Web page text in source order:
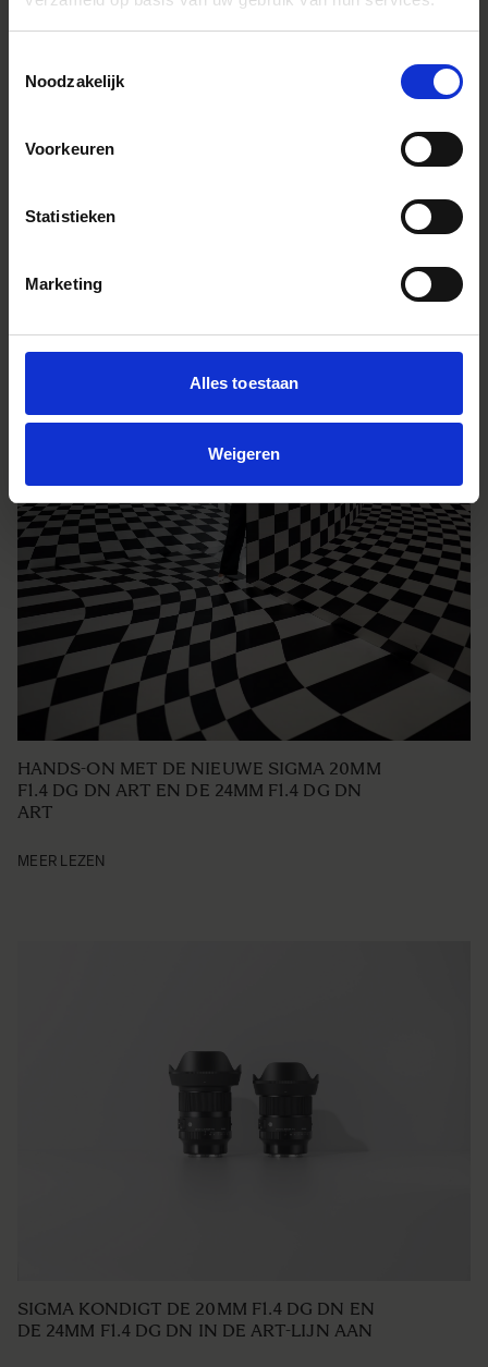
Noodzakelijk
Voorkeuren
Statistieken
Marketing
Alles toestaan
Weigeren
HANDS-ON MET DE NIEUWE SIGMA 20MM
F1.4 DG DN ART EN DE 24MM F1.4 DG DN
ART
MEER LEZEN
SIGMA KONDIGT DE 20MM F1.4 DG DN EN
DE 24MM F1.4 DG DN IN DE ART-LIJN AAN